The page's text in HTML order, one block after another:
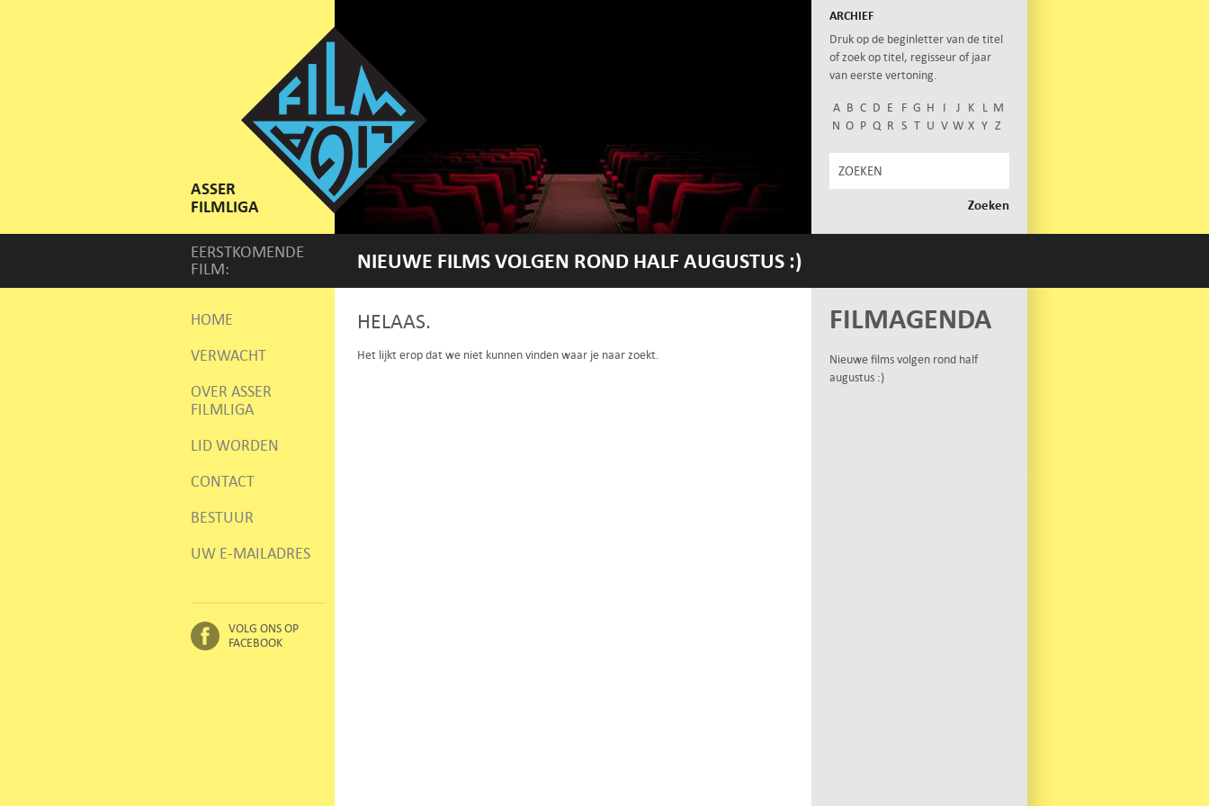
ASSER
FILMLIGA
ARCHIEF
Druk op de beginletter van de titel
of zoek op titel, regisseur of jaar
van eerste vertoning.
A B C D E F G H I J K L M
N O P Q R S T U V W X Y Z
EERSTKOMENDE
FILM:
NIEUWE FILMS VOLGEN ROND HALF AUGUSTUS :)
HOME
VERWACHT
OVER ASSER
FILMLIGA
LID WORDEN
CONTACT
BESTUUR
UW E-MAILADRES
VOLG ONS OP
FACEBOOK
HELAAS.
Het lijkt erop dat we niet kunnen vinden waar je naar zoekt.
FILMAGENDA
Nieuwe films volgen rond half
augustus :)